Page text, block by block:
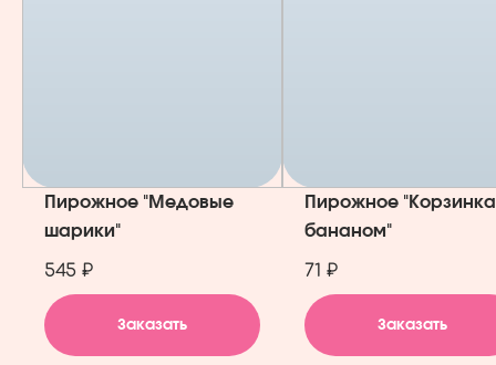
Пирожное "Медовые
шарики"
545 ₽
Заказать
Пирожное
бананом"
71 ₽
Заказать